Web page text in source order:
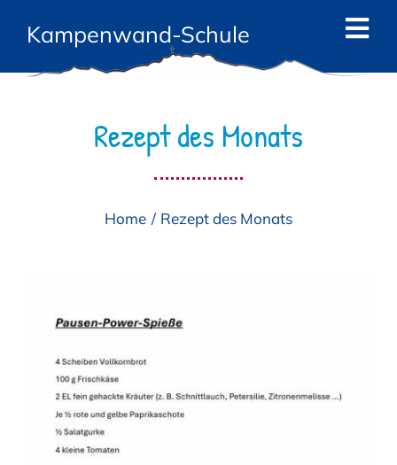
InhaltKampenwand-Schule
Start
Eltern
Kontakt
Suche
nach:
Rezept des Monats
Home Rezept des Monats